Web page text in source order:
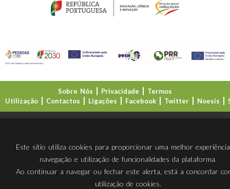
Sobre Nós Privacidade
Termos
Utilização
Contactos Ligações Facebook Twitter Noesis
Este sítio utiliza cookies para proporcionar uma melhor
navegação e utilização de funcionalidades da plataforma.
Ao continuar a navegar ou fechar este alerta, está a concordar
utilização de cookies.